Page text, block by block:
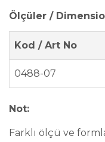
Ölçüler /
Kod / Art No
0488-07
Not:
Farklı ölçü ve